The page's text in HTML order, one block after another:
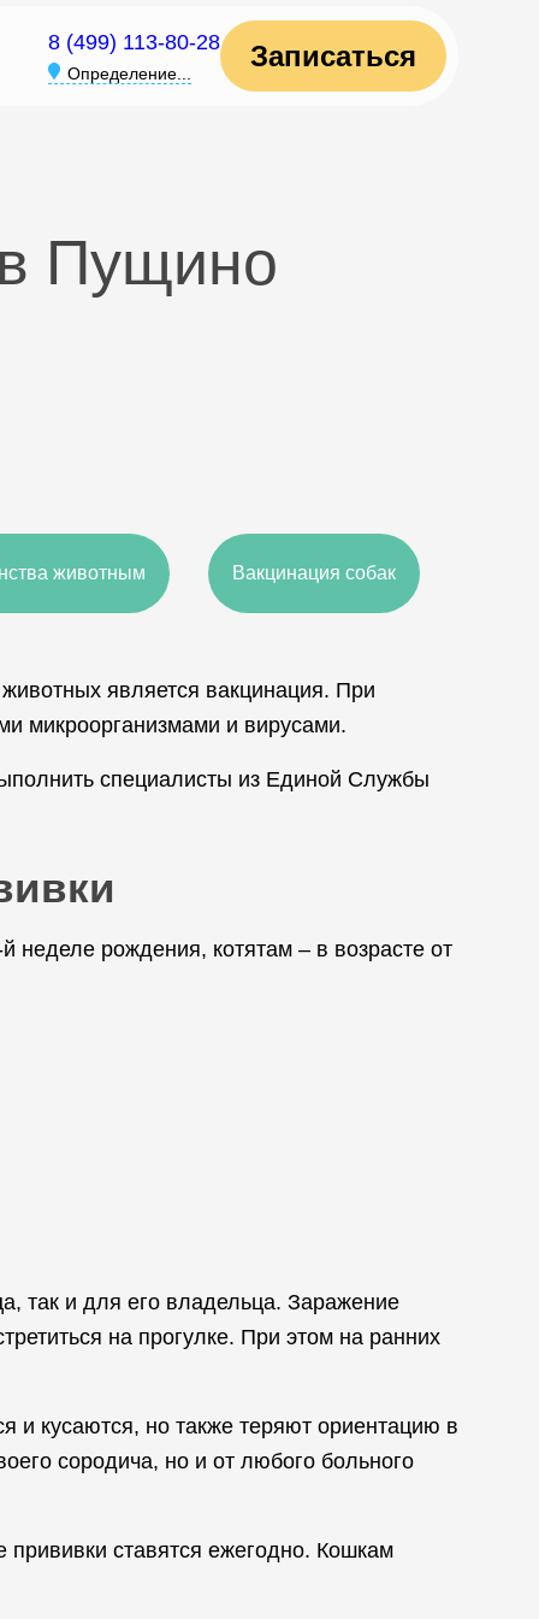
8 (499) 113-80-28
Определение...
Записаться
Пущино
животным Вакцинация собак
является вакцинация. При
микроорганизмами и вирусами.
специалисты из Единой Службы
неделе рождения, котятам – в возрасте от
так и для его владельца. Заражение
на прогулке. При этом на ранних
и кусаются, но также теряют ориентацию в
сородича, но и от любого больного
ставятся ежегодно. Кошкам